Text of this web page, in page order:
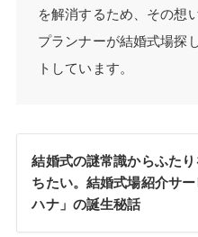
を解消するため、その想
プランナーが結婚式場探
トしています。
結婚式の謎常識からふた
ちたい。結婚式場紹介サ
ハナ」の誕生秘話